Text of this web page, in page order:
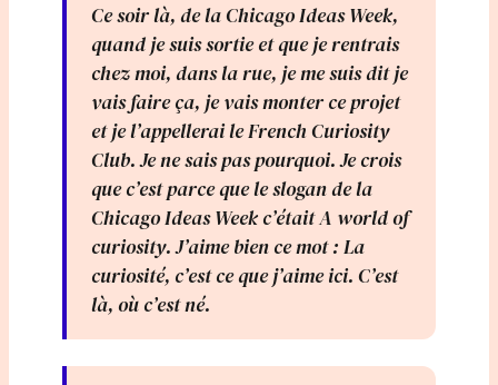
Ce soir là, de la Chicago Ideas Week,
quand je suis sortie et que je rentrais
chez moi, dans la rue, je me suis dit je
vais faire ça, je vais monter ce projet
et je l’appellerai le French Curiosity
Club. Je ne sais pas pourquoi. Je crois
que c’est parce que le slogan de la
Chicago Ideas Week c’était A world of
curiosity. J’aime bien ce mot : La
curiosité, c’est ce que j’aime ici. C’est
là, où c’est né.